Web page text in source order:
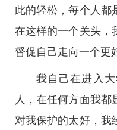
此的轻松，每个人都
在这样的一个关头，
督促自己走向一个更
我自己在进入
人，在任何方面我都
对我保护的太好，我